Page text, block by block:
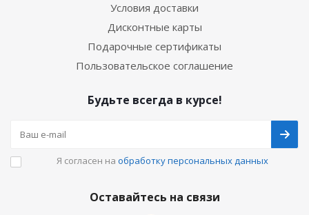
Условия доставки
Дисконтные карты
Подарочные сертификаты
Пользовательское соглашение
Будьте всегда в курсе!
Я согласен на обработку персональных данных
Оставайтесь на связи